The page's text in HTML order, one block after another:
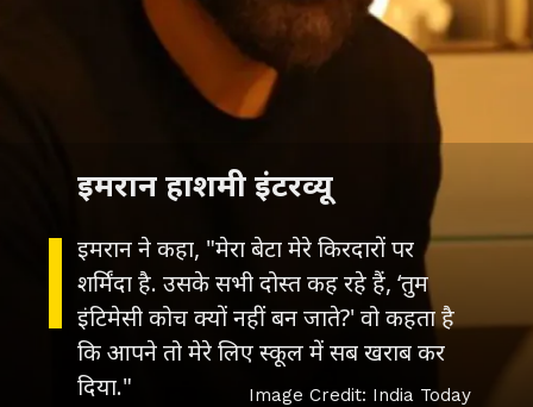
इमरान ने कहा, "मेरा बेटा मेरे किरदारों पर
शर्मिंदा है. उसके सभी दोस्त कह रहे हैं, ‘तुम
इंटिमेसी कोच क्यों नहीं बन जाते?' वो कहता है
कि आपने तो मेरे लिए स्कूल में सब खराब कर
दिया."
इमरान हाशमी इंटरव्यू
Image Credit: India Today